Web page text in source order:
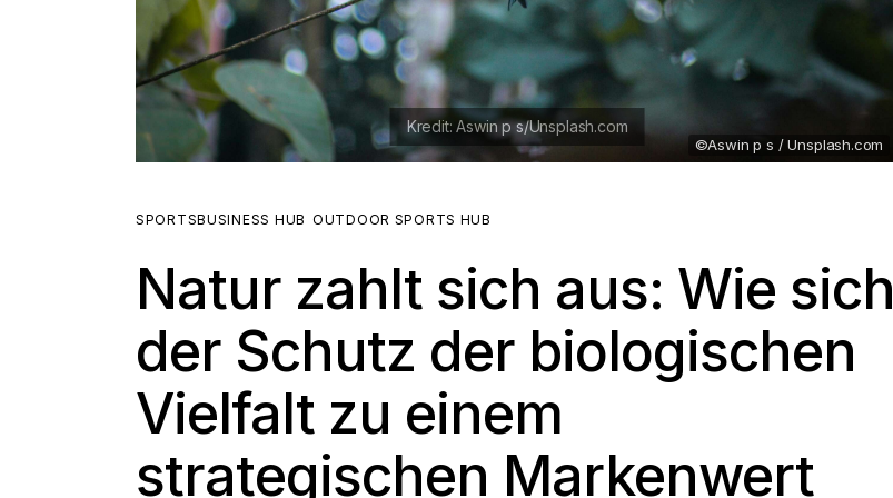
©Aswin p s / Unsplash.com
SPORTSBUSINESS HUB OUTDOOR SPORTS HUB
Natur zahlt sich aus: Wie sich
der Schutz der biologischen
Vielfalt zu einem
strategischen Markenwert